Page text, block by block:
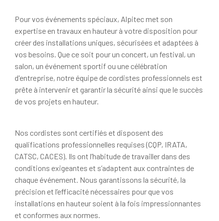
Pour vos événements spéciaux, Alpitec met son
expertise en travaux en hauteur à votre disposition pour
créer des installations uniques, sécurisées et adaptées à
vos besoins. Que ce soit pour un concert, un festival, un
salon, un événement sportif ou une célébration
d'entreprise, notre équipe de cordistes professionnels est
prête à intervenir et garantir la sécurité ainsi que le succès
de vos projets en hauteur.
Nos cordistes sont certifiés et disposent des
qualifications professionnelles requises (CQP, IRATA,
CATSC, CACES). Ils ont l’habitude de travailler dans des
conditions exigeantes et s’adaptent aux contraintes de
chaque événement. Nous garantissons la sécurité, la
précision et l’efficacité nécessaires pour que vos
installations en hauteur soient à la fois impressionnantes
et conformes aux normes.